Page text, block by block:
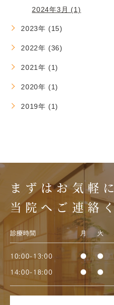
2024年3月 (1)
2023年 (15)
2022年 (36)
2021年 (1)
2020年 (1)
2019年 (1)
まずはお気軽に
当院へご連絡
診療時間 月 火
10:00-13:00 ● ●
14:00-18:00 ● ●